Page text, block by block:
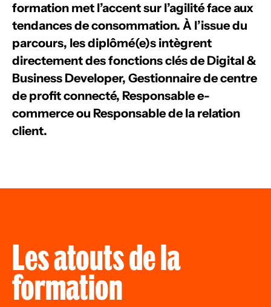
formation met l’accent sur l’agilité face aux
tendances de consommation. À l’issue du
parcours, les diplômé(e)s intègrent
directement des fonctions clés de Digital &
Business Developer, Gestionnaire de centre
de profit connecté, Responsable e-
commerce ou Responsable de la relation
client.
Les atouts de la
formation